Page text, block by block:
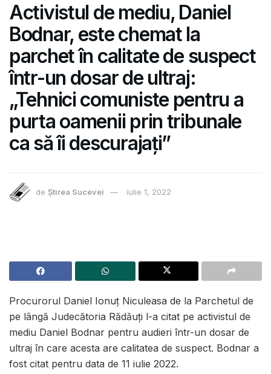
Activistul de mediu, Daniel
Bodnar, este chemat la
parchet în calitate de suspect
într-un dosar de ultraj:
„Tehnici comuniste pentru a
purta oamenii prin tribunale
ca să îi descurajați”
de Știrea Sucevei iulie 1, 2022
Procurorul Daniel Ionuț Niculeasa de la Parchetul de
pe lângă Judecătoria Rădăuți l-a citat pe activistul de
mediu Daniel Bodnar pentru audieri într-un dosar de
ultraj în care acesta are calitatea de suspect. Bodnar a
fost citat pentru data de 11 iulie 2022.